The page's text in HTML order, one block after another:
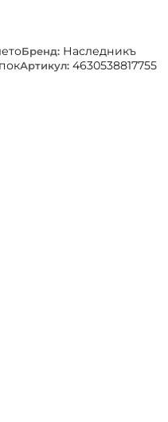
Бренд: Наследникъ
Артикул: 4630538817755